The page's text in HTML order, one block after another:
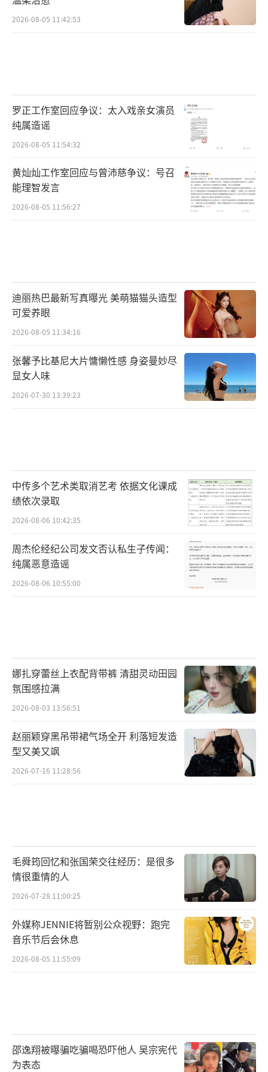
2026-08-05 11:42:53
罗正工作室回应争议：太入戏亲女演员
纯属造谣
2026-08-05 11:54:32
黄灿灿工作室回应与曾沛慈争议：号召
能理智发言
2026-08-05 11:56:27
迪丽热巴最新写真曝光 美萌猫猫头造型
可爱养眼
2026-08-05 11:34:16
张馨予比基尼大片慵懒性感 身姿曼妙尽
显女人味
2026-07-30 13:39:23
中传多个艺术类取消艺考 依据文化课成
绩依次录取
2026-08-06 10:42:35
周杰伦经纪公司发文否认私生子传闻：
纯属恶意造谣
2026-08-06 10:55:00
娜扎穿蕾丝上衣配背带裤 清甜灵动田园
氛围感拉满
2026-08-03 13:56:51
赵丽颖穿黑吊带裙气场全开 利落短发造
型又美又飒
2026-07-16 11:28:56
毛舜筠回忆和张国荣交往经历：是很多
情很重情的人
2026-07-28 11:00:25
外媒称JENNIE将暂别公众视野：跑完
音乐节后会休息
2026-08-05 11:55:09
邵逸翔被曝骗吃骗喝恐吓他人 吴宗宪代
为表态